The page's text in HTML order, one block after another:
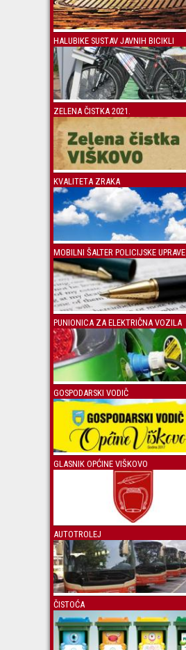
HALUBIKE SUSTAV JAVNIH BICIKLI
ZELENA ČISTKA 2021.
KVALITETA ZRAKA
MOBILNI ŠALTER POLICIJSKE UPRAVE
PUNIONICA ZA ELEKTRIČNA VOZILA
GOSPODARSKI VODIČ
GLASNIK OPĆINE VIŠKOVO
AUTOTROLEJ
ČISTOĆA